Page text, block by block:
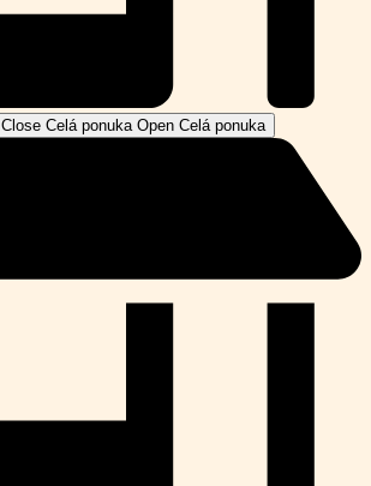
Close Celá ponuka Open Celá ponuka